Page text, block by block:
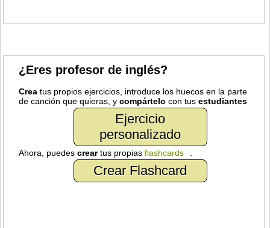
¿Eres profesor de inglés?
Crea tus propios ejercicios, introduce los huecos en la parte
de canción que quieras, ycompártelo con tusestudiantes
Ejercicio
personalizado
Ahora, puedescreartus propiasflashcards
Crear Flashcard